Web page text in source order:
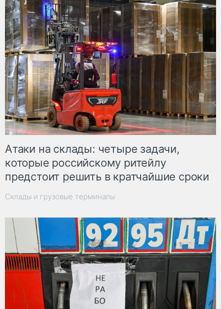
Атаки на склады: четыре задачи,
которые российскому ритейлу
предстоит решить в кратчайшие сроки
Склады и грузовые терминалы